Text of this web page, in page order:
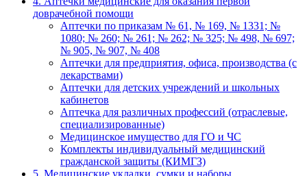
доврачебной помощи
Аптечки по приказам № 61, № 169, № 1331; №
1080; № 260; № 261; № 262; № 325; № 498, № 697;
№ 905, № 907, № 408
Аптечки для предприятия, офиса, производства (с
лекарствами)
Аптечки для детских учреждений и школьных
кабинетов
Аптечка для различных профессий (отраслевые,
специализированные)
Медицинское имущество для ГО и ЧС
Комплекты индивидуальный медицинский
гражданской защиты (КИМГЗ)